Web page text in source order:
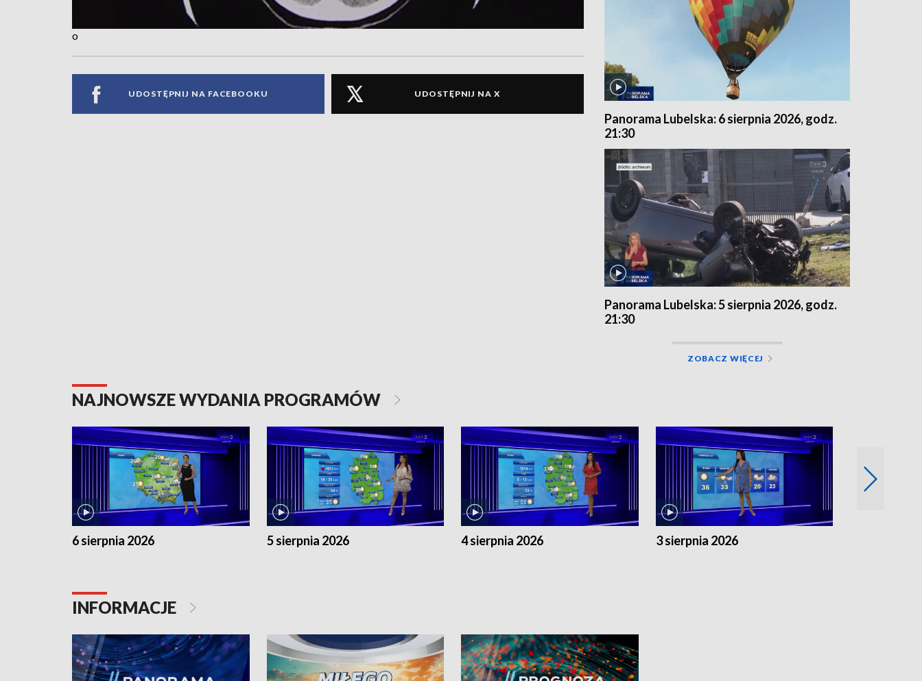
o
UDOSTĘPNIJ NA FACEBOOKU UDOSTĘPNIJ NA X
Panorama Lubelska: 6 sierpnia 2026, godz.
21:30
Panorama Lubelska: 5 sierpnia 2026, godz.
21:30
ZOBACZ WIĘCEJ
NAJNOWSZE WYDANIA PROGRAMÓW
6 sierpnia 2026 5 sierpnia 2026 4 sierpnia 2026 3 sierpnia 2026
INFORMACJE